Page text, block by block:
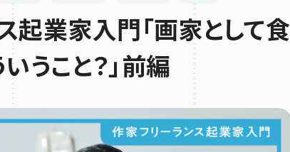
起業家入門「画家として食
うこと？」前編